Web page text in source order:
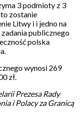
3 podmioty z 3
zostanie
Litwy i i jedno na
publicznego
polska
wynosi 269
zł.
Prezesa Rady
i Polacy za Granicą